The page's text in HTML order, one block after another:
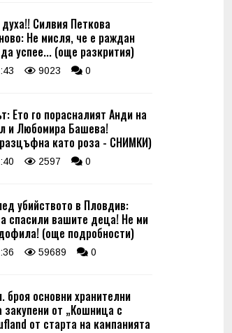
Силвия Петкова
Не мисля, че е раждан
успее... (още разкрития)
9023 0
Ето го порасналият Анди на
и Любомира Башева!
като роза - СНИМКИ)
2597 0
убийството в Пловдив:
спасили вашите деца! Не ми
(още подробности)
59689 0
броя основни хранителни
закупени от „Кошница с
от старта на кампанията